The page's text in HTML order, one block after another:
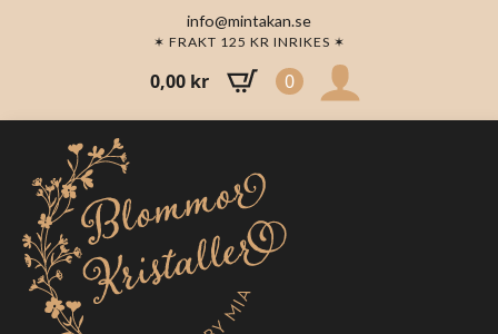
info@mintakan.se
✶ FRAKT 125 KR INRIKES ✶
0,00 kr 0